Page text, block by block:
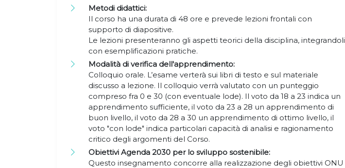
Metodi didattici:
Il corso ha una durata di 48 ore e prevede lezioni frontali con
supporto di diapositive.
Le lezioni presenteranno gli aspetti teorici della disciplina, integrandoli
con esemplificazioni pratiche.
Modalità di verifica dell'apprendimento:
Colloquio orale. L’esame verterà sui libri di testo e sul materiale
discusso a lezione. Il colloquio verrà valutato con un punteggio
compreso fra 0 e 30 (con eventuale lode). Il voto da 18 a 23 indica un
apprendimento sufficiente, il voto da 23 a 28 un apprendimento di
buon livello, il voto da 28 a 30 un apprendimento di ottimo livello, il
voto "con lode" indica particolari capacità di analisi e ragionamento
critico degli argomenti del Corso.
Obiettivi Agenda 2030 per lo sviluppo sostenibile:
Questo insegnamento concorre alla realizzazione degli obiettivi ONU